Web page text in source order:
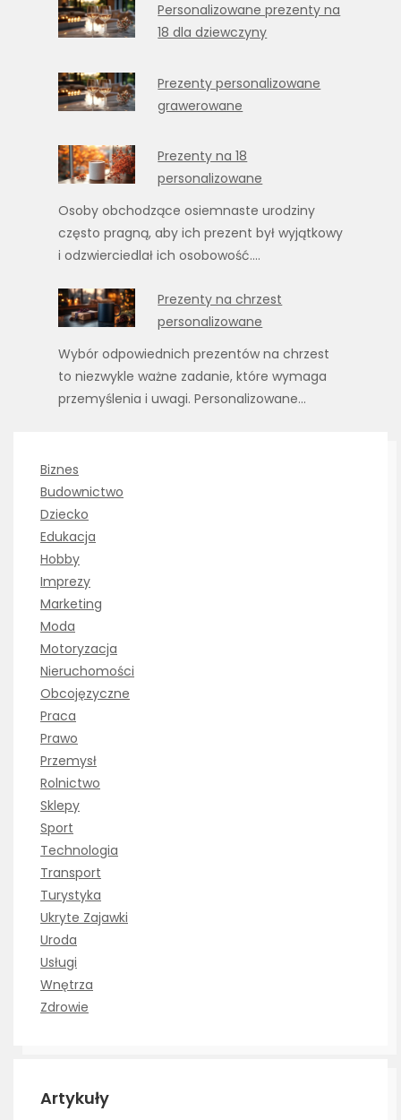
Personalizowane prezenty na
18 dla dziewczyny
Prezenty personalizowane
grawerowane
Prezenty na 18
personalizowane
Osoby obchodzące osiemnaste urodziny
często pragną, aby ich prezent był wyjątkowy
i odzwierciedlał ich osobowość.…
Prezenty na chrzest
personalizowane
Wybór odpowiednich prezentów na chrzest
to niezwykle ważne zadanie, które wymaga
przemyślenia i uwagi. Personalizowane…
Biznes
Budownictwo
Dziecko
Edukacja
Hobby
Imprezy
Marketing
Moda
Motoryzacja
Nieruchomości
Obcojęzyczne
Praca
Prawo
Przemysł
Rolnictwo
Sklepy
Sport
Technologia
Transport
Turystyka
Ukryte Zajawki
Uroda
Usługi
Wnętrza
Zdrowie
Artykuły